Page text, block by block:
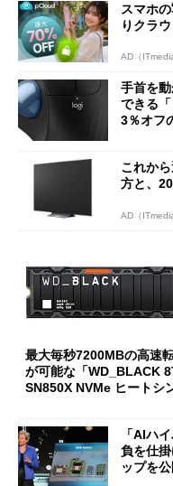
スマホ
りクラ
AD（
手首を
できる
3％オフ
これか
方と、
AD（
最大毎秒7200MBの高速
が可能な「WD_BLACK
SN850X NVMe ヒートシ
「AIハ
負を仕
ップを公